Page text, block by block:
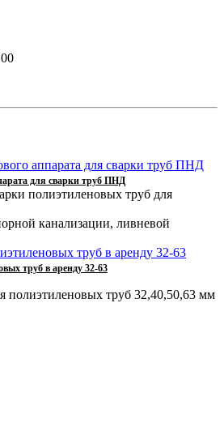
для сварки труб ПНД
полиэтиленовых труб для
канализации, ливневой
труб в аренду 32-63
полиэтиленовых труб 32,40,50,63 мм